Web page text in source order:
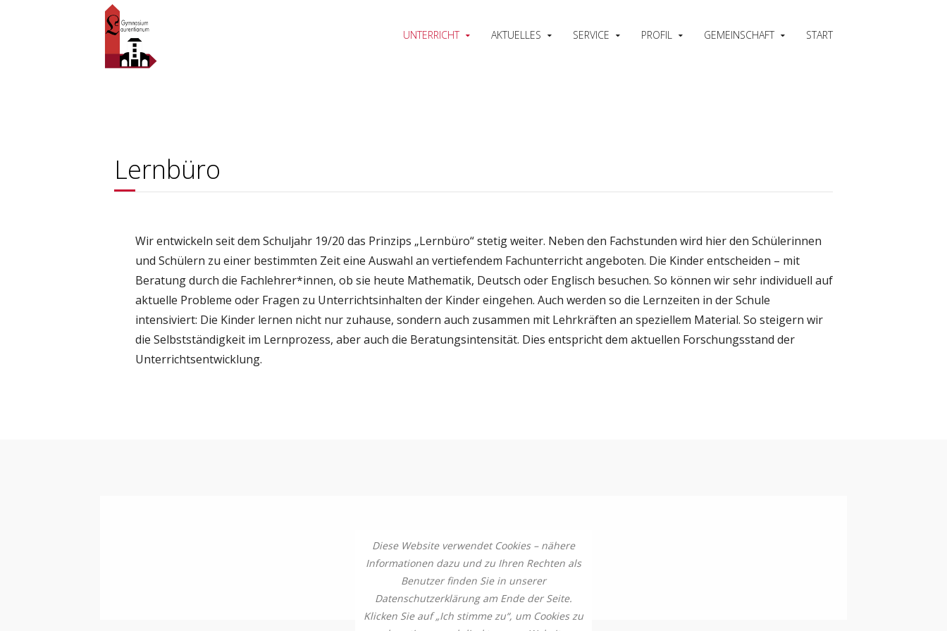
START
GEMEINSCHAFT
PROFIL
SERVICE
AKTUELLES
UNTERRICHT
Lernbüro
Wir entwickeln seit dem Schuljahr 19/20 das Prinzips „Lernbüro“ stetig weiter. Neben den Fachstunden wird hier den Schülerinnen
und Schülern zu einer bestimmten Zeit eine Auswahl an vertiefendem Fachunterricht angeboten. Die Kinder entscheiden – mit
Beratung durch die Fachlehrer*innen, ob sie heute Mathematik, Deutsch oder Englisch besuchen. So können wir sehr individuell auf
aktuelle Probleme oder Fragen zu Unterrichtsinhalten der Kinder eingehen. Auch werden so die Lernzeiten in der Schule
intensiviert: Die Kinder lernen nicht nur zuhause, sondern auch zusammen mit Lehrkräften an speziellem Material. So steigern wir
die Selbstständigkeit im Lernprozess, aber auch die Beratungsintensität. Dies entspricht dem aktuellen Forschungsstand der
Unterrichtsentwicklung.
Diese Website verwendet Cookies – nähere
Informationen dazu und zu Ihren Rechten als
Benutzer finden Sie in unserer
Datenschutzerklärung am Ende der Seite.
Klicken Sie auf „Ich stimme zu“, um Cookies zu